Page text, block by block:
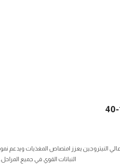
النيتروجين يعزز امتصاص المغذيات ويدعم نمو
النباتات القوي في جميع المراحل.